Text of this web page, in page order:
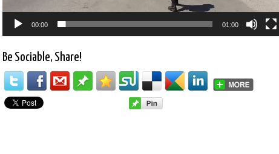
00:00 01:00
Be Sociable, Share!